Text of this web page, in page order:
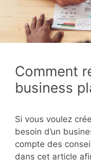
Comment
business
Si vous voulez
besoin d’un
compte des
dans cet article